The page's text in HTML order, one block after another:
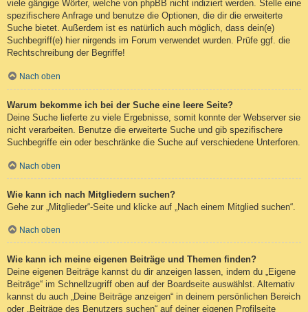
viele gängige Wörter, welche von phpBB nicht indiziert werden. Stelle eine
spezifischere Anfrage und benutze die Optionen, die dir die erweiterte
Suche bietet. Außerdem ist es natürlich auch möglich, dass dein(e)
Suchbegriff(e) hier nirgends im Forum verwendet wurden. Prüfe ggf. die
Rechtschreibung der Begriffe!
Nach oben
Warum bekomme ich bei der Suche eine leere Seite?
Deine Suche lieferte zu viele Ergebnisse, somit konnte der Webserver sie
nicht verarbeiten. Benutze die erweiterte Suche und gib spezifischere
Suchbegriffe ein oder beschränke die Suche auf verschiedene Unterforen.
Nach oben
Wie kann ich nach Mitgliedern suchen?
Gehe zur „Mitglieder“-Seite und klicke auf „Nach einem Mitglied suchen“.
Nach oben
Wie kann ich meine eigenen Beiträge und Themen finden?
Deine eigenen Beiträge kannst du dir anzeigen lassen, indem du „Eigene
Beiträge“ im Schnellzugriff oben auf der Boardseite auswählst. Alternativ
kannst du auch „Deine Beiträge anzeigen“ in deinem persönlichen Bereich
oder „Beiträge des Benutzers suchen“ auf deiner eigenen Profilseite